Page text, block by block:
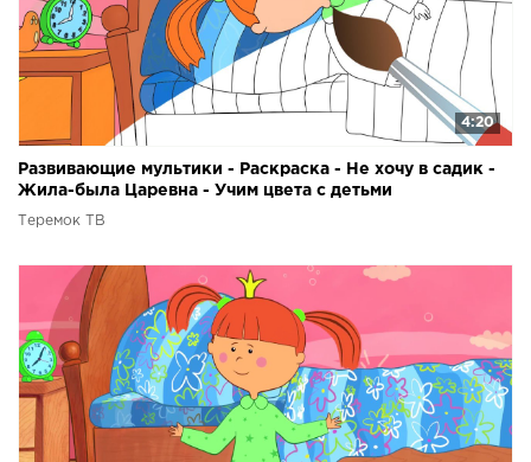
4:20
Развивающие мультики - Раскраска - Не хочу в садик -
Жила-была Царевна - Учим цвета с детьми
Теремок ТВ